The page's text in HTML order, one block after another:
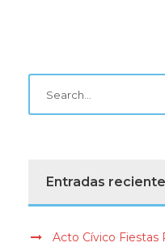
Entradas
Acto Cívico Fiestas